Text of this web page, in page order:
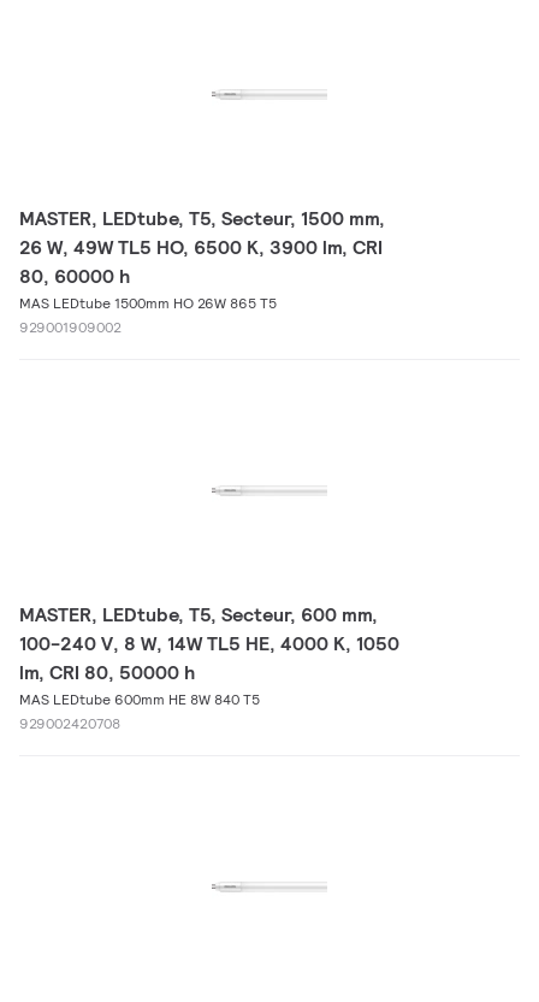
MASTER, LEDtube, T5, Secteur, 1500 mm,
26 W, 49W TL5 HO, 6500 K, 3900 lm, CRI
80, 60000 h
MAS LEDtube 1500mm HO 26W 865 T5
929001909002
MASTER, LEDtube, T5, Secteur, 600 mm,
100-240 V, 8 W, 14W TL5 HE, 4000 K, 1050
lm, CRI 80, 50000 h
MAS LEDtube 600mm HE 8W 840 T5
929002420708